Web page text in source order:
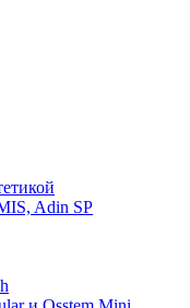
Adin SP